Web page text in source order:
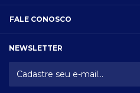
FALE CONOSCO
NEWSLETTER